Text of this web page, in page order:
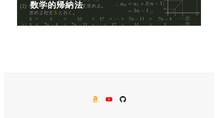
数学的帰納法
AMAZON
YouTube
GitHub